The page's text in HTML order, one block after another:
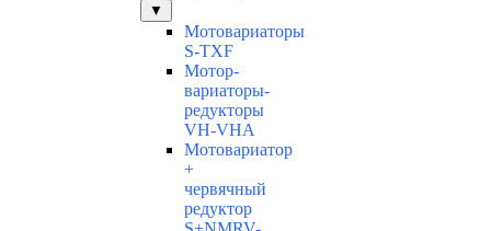
▼
Мотовариаторы
S-TXF
Мотор-
вариаторы-
редукторы
VH-VHA
Мотовариатор
+
червячный
редуктор